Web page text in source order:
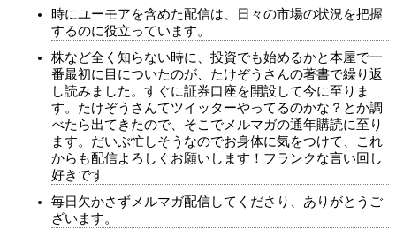
時にユーモアを含めた配信は、日々の市場の状況を把握
するのに役立っています。
株など全く知らない時に、投資でも始めるかと本屋で一
番最初に目についたのが、たけぞうさんの著書で繰り返
し読みました。すぐに証券口座を開設して今に至りま
す。たけぞうさんてツイッターやってるのかな？とか調
べたら出てきたので、そこでメルマガの通年購読に至り
ます。だいぶ忙しそうなのでお身体に気をつけて、これ
からも配信よろしくお願いします！フランクな言い回し
好きです
毎日欠かさずメルマガ配信してくださり、ありがとうご
ざいます。